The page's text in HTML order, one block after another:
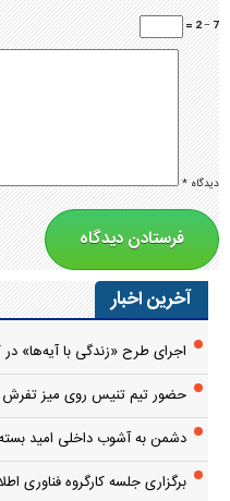
7 − 2 =
دیدگاه*
آخرین اخبار
اجرای طرح «زندگی با آیه‌ها»
حضور تیم تنیس روی میز تفرش
دشمن به آشوب داخلی امید
برگزاری جلسه کارگروه فناوری